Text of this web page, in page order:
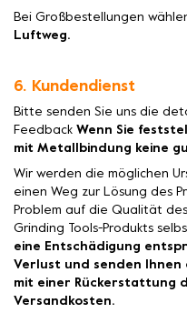
Bei Großbestellungen
Luftweg.
6. Kundendienst
Bitte senden Sie uns die
Feedback Wenn Sie
mit Metallbindung keine
Wir werden die möglichen
einen Weg zur Lösung des
Problem auf die Qualität
Grinding Tools-Produkts
eine Entschädigung
Verlust und senden Ihnen
mit einer Rückerstattung
Versandkosten.